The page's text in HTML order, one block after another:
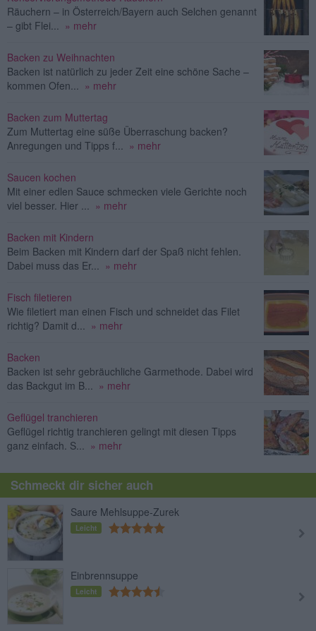
Räuchern – in Österreich/Bayern auch Selchen genannt
– gibt Flei... » mehr
Backen zu Weihnachten
Backen ist natürlich zu jeder Zeit eine schöne Sache –
kommen Ofen... » mehr
Backen zum Muttertag
Zum Muttertag eine süße Überraschung backen?
Anregungen und Tipps f... » mehr
Saucen kochen
Mit einer edlen Sauce schmecken viele Gerichte noch
viel besser. Hier ... » mehr
Backen mit Kindern
Beim Backen mit Kindern darf der Spaß nicht fehlen.
Dabei muss das Er... » mehr
Fisch filetieren
Wie filetiert man einen Fisch und schneidet das Filet
richtig? Damit d... » mehr
Backen
Backen ist sehr gebräuchliche Garmethode. Dabei wird
das Backgut im B... » mehr
Geflügel tranchieren
Geflügel richtig tranchieren gelingt mit diesen Tipps
ganz einfach. S... » mehr
Schmeckt dir sicher auch
Saure Mehlsuppe-Zurek
Leicht
Einbrennsuppe
Leicht